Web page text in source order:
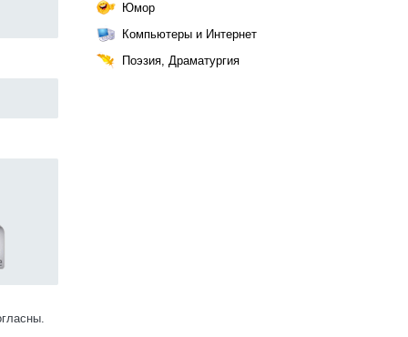
Юмор
Компьютеры и Интернет
Поэзия, Драматургия